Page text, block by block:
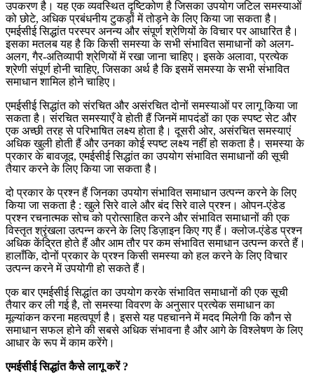
उपकरण है। यह एक व्यवस्थित दृष्टिकोण है जिसका उपयोग जटिल समस्याओं
को छोटे, अधिक प्रबंधनीय टुकड़ों में तोड़ने के लिए किया जा सकता है।
एमईसीई सिद्धांत परस्पर अनन्य और संपूर्ण श्रेणियों के विचार पर आधारित है।
इसका मतलब यह है कि किसी समस्या के सभी संभावित समाधानों को अलग-
अलग, गैर-अतिव्यापी श्रेणियों में रखा जाना चाहिए। इसके अलावा, प्रत्येक
श्रेणी संपूर्ण होनी चाहिए, जिसका अर्थ है कि इसमें समस्या के सभी संभावित
समाधान शामिल होने चाहिए।
एमईसीई सिद्धांत को संरचित और असंरचित दोनों समस्याओं पर लागू किया जा
सकता है। संरचित समस्याएँ वे होती हैं जिनमें मापदंडों का एक स्पष्ट सेट और
एक अच्छी तरह से परिभाषित लक्ष्य होता है। दूसरी ओर, असंरचित समस्याएं
अधिक खुली होती हैं और उनका कोई स्पष्ट लक्ष्य नहीं हो सकता है। समस्या के
प्रकार के बावजूद, एमईसीई सिद्धांत का उपयोग संभावित समाधानों की सूची
तैयार करने के लिए किया जा सकता है।
दो प्रकार के प्रश्न हैं जिनका उपयोग संभावित समाधान उत्पन्न करने के लिए
किया जा सकता है : खुले सिरे वाले और बंद सिरे वाले प्रश्न। ओपन-एंडेड
प्रश्न रचनात्मक सोच को प्रोत्साहित करने और संभावित समाधानों की एक
विस्तृत श्रृंखला उत्पन्न करने के लिए डिज़ाइन किए गए हैं। क्लोज-एंडेड प्रश्न
अधिक केंद्रित होते हैं और आम तौर पर कम संभावित समाधान उत्पन्न करते हैं।
हालाँकि, दोनों प्रकार के प्रश्न किसी समस्या को हल करने के लिए विचार
उत्पन्न करने में उपयोगी हो सकते हैं।
एक बार एमईसीई सिद्धांत का उपयोग करके संभावित समाधानों की एक सूची
तैयार कर ली गई है, तो समस्या विवरण के अनुसार प्रत्येक समाधान का
मूल्यांकन करना महत्वपूर्ण है। इससे यह पहचानने में मदद मिलेगी कि कौन से
समाधान सफल होने की सबसे अधिक संभावना है और आगे के विश्लेषण के लिए
आधार के रूप में काम करेंगे।
एमईसीई सिद्धांत कैसे लागू करें ?